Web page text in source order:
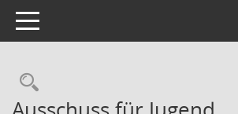
Toggle navigation
Rechercheauswahl